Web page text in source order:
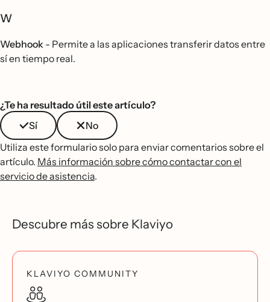
W
Webhook - Permite a las aplicaciones transferir datos entre
sí en tiempo real.
¿Te ha resultado útil este artículo?
Sí
No
Utiliza este formulario solo para enviar comentarios sobre el
artículo. Más información sobre cómo contactar con el
servicio de asistencia.
Descubre más sobre Klaviyo
KLAVIYO COMMUNITY